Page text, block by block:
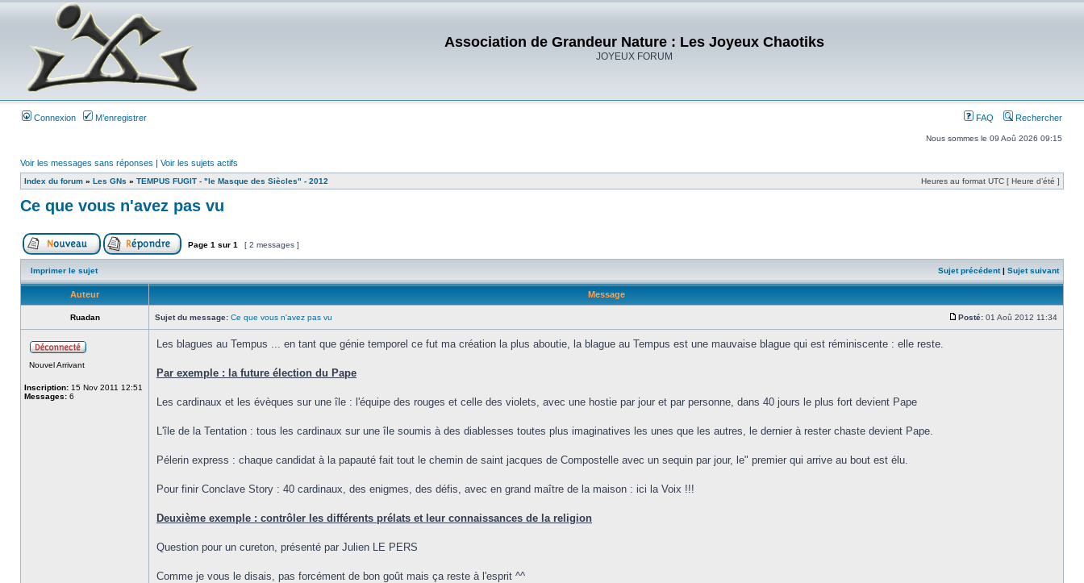
Association de Grandeur Nature : Les Joyeux Chaotiks
JOYEUX FORUM
Connexion M’enregistrer FAQ Rechercher
Nous sommes le 09 Aoû 2026 09:15
Voir les messages sans réponses | Voir les sujets actifs
Index du forum » Les GNs » TEMPUS FUGIT - "le Masque des Siècles" - 2012 Heures au format UTC [ Heure d’été ]
Ce que vous n'avez pas vu
Page 1 sur 1 [ 2 messages ]
Imprimer le sujet Sujet précédent| Sujet suivant
Auteur Message
Ruadan Sujet du message: Ce que vous n'avez pas vu Posté: 01 Aoû 2012 11:34
Nouvel Arrivant
Inscription: 15 Nov 2011 12:51
Messages: 6
Les blagues au Tempus ... en tant que génie temporel ce fut ma création la plus aboutie, la blague au Tempus est une mauvaise blague qui est réminiscente : elle reste.
Par exemple : la future élection du Pape
Les cardinaux et les évèques sur une île : l'équipe des rouges et celle des violets, avec une hostie par jour et par personne, dans 40 jours le plus fort devient Pape
L'île de la Tentation : tous les cardinaux sur une île soumis à des diablesses toutes plus imaginatives les unes que les autres, le dernier à rester chaste devient Pape.
Pélerin express : chaque candidat à la papauté fait tout le chemin de saint jacques de Compostelle avec un sequin par jour, le" premier qui arrive au bout est élu.
Pour finir Conclave Story : 40 cardinaux, des enigmes, des défis, avec en grand maître de la maison : ici la Voix !!!
Deuxième exemple : contrôler les différents prélats et leur connaissances de la religion
Question pour un cureton, présenté par Julien LE PERS
Comme je vous le disais, pas forcément de bon goût mais ça reste à l'esprit ^^